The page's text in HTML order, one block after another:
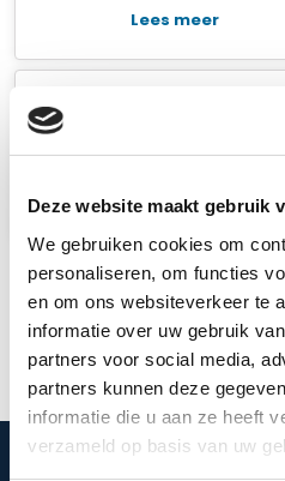
Deze website maakt gebruik
We gebruiken cookies om
personaliseren, om functies
en om ons websiteverkeer te
informatie over uw gebruik
partners voor social media,
partners kunnen deze
informatie die u aan ze heeft
verzameld op basis van uw
Lees meer
4
Pas als u
Lees meer
Stel nu jouw pakket